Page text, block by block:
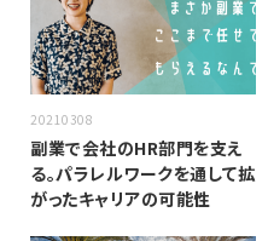
20210308
副業で会社のHR部門を支え
る。パラレルワークを通して拡
がったキャリアの可能性